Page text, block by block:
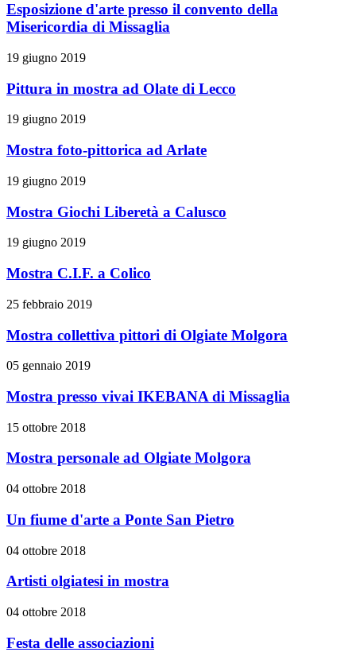
Esposizione d'arte presso il convento della
Misericordia di Missaglia
19 giugno 2019
Pittura in mostra ad Olate di Lecco
19 giugno 2019
Mostra foto-pittorica ad Arlate
19 giugno 2019
Mostra Giochi Liberetà a Calusco
19 giugno 2019
Mostra C.I.F. a Colico
25 febbraio 2019
Mostra collettiva pittori di Olgiate Molgora
05 gennaio 2019
Mostra presso vivai IKEBANA di Missaglia
15 ottobre 2018
Mostra personale ad Olgiate Molgora
04 ottobre 2018
Un fiume d'arte a Ponte San Pietro
04 ottobre 2018
Artisti olgiatesi in mostra
04 ottobre 2018
Festa delle associazioni